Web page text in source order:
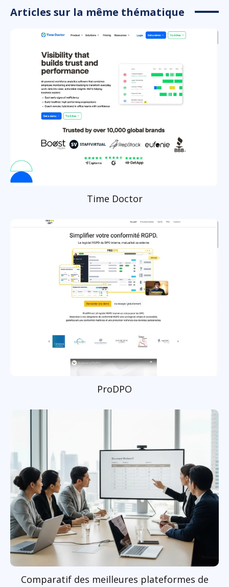
Articles sur la même thématique
Time Doctor
ProDPO
Comparatif des meilleures plateformes de